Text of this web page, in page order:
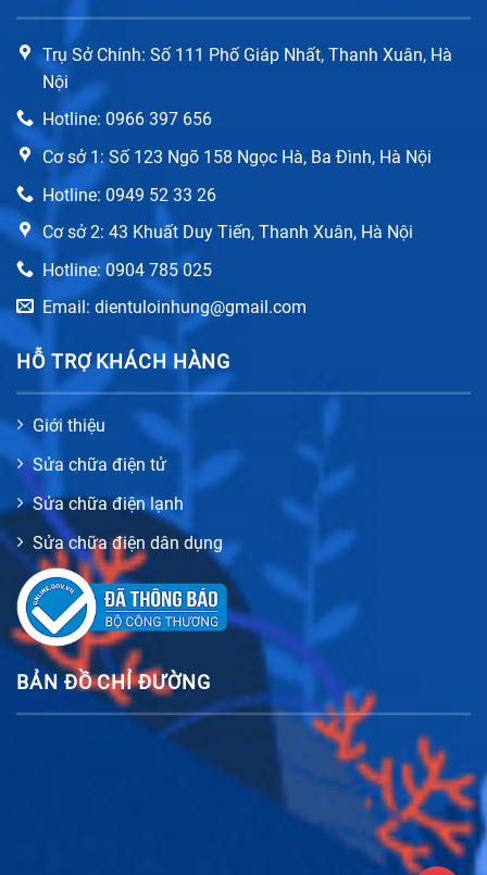
Trụ Sở Chính: Số 111 Phố Giáp Nhất, Thanh Xuân, Hà
Nội
Hotline: 0966 397 656
Cơ sở 1: Số 123 Ngõ 158 Ngọc Hà, Ba Đình, Hà Nội
Hotline: 0949 52 33 26
Cơ sở 2: 43 Khuất Duy Tiến, Thanh Xuân, Hà Nội
Hotline: 0904 785 025
Email: dientuloinhung@gmail.com
HỖ TRỢ KHÁCH HÀNG
Giới thiệu
Sửa chữa điện tử
Sửa chữa điện lạnh
Sửa chữa điện dân dụng
BẢN ĐỒ CHỈ ĐƯỜNG